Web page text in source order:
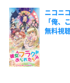
ニコニ
「俺
無料視